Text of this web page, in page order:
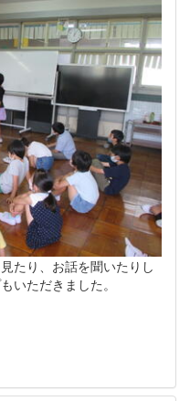
たり、お話を聞いたりし
いただきました。